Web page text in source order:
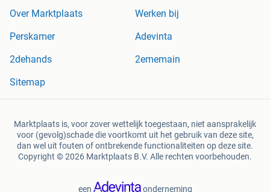
Over Marktplaats
Werken bij
Perskamer
Adevinta
2dehands
2ememain
Sitemap
Marktplaats is, voor zover wettelijk toegestaan, niet aansprakelijk
voor (gevolg)schade die voortkomt uit het gebruik van deze site,
dan wel uit fouten of ontbrekende functionaliteiten op deze site.
Copyright © 2026 Marktplaats B.V. Alle rechten voorbehouden.
een onderneming